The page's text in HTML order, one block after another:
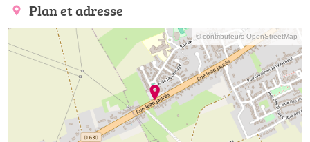
Plan et adresse
© contributeurs OpenStreetMap